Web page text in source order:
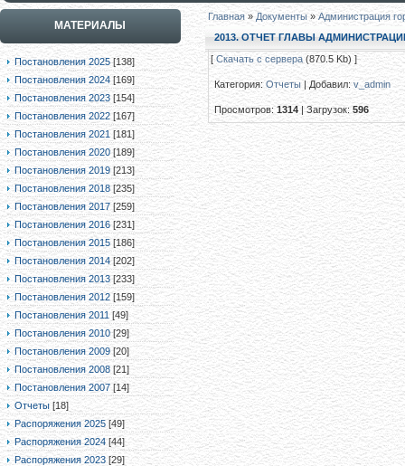
МАТЕРИАЛЫ
Постановления 2025 [138]
Постановления 2024 [169]
Постановления 2023 [154]
Постановления 2022 [167]
Постановления 2021 [181]
Постановления 2020 [189]
Постановления 2019 [213]
Постановления 2018 [235]
Постановления 2017 [259]
Постановления 2016 [231]
Постановления 2015 [186]
Постановления 2014 [202]
Постановления 2013 [233]
Постановления 2012 [159]
Постановления 2011 [49]
Постановления 2010 [29]
Постановления 2009 [20]
Постановления 2008 [21]
Постановления 2007 [14]
Отчеты [18]
Распоряжения 2025 [49]
Распоряжения 2024 [44]
Распоряжения 2023 [29]
Главная» Документы »Администрация
2013. ОТЧЕТ ГЛАВЫ
[Скачать с сервера (870.5 Kb) ]
Категория:Отчеты| Добавил:v_admin
Просмотров:1314|Загрузок: 596